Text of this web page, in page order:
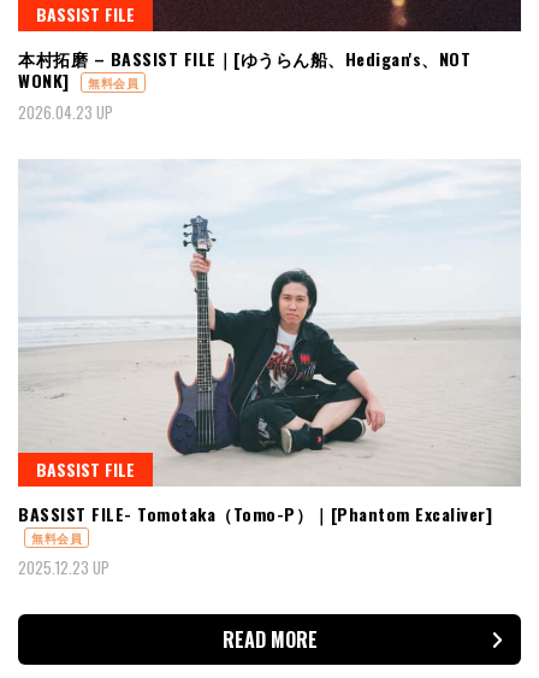
BASSIST FILE
本村拓磨 – BASSIST FILE｜[ゆうらん船、Hedigan's、NOT
WONK]
無料会員
2026.04.23 UP
BASSIST FILE
BASSIST FILE- Tomotaka（Tomo-P）｜[Phantom Excaliver]
無料会員
2025.12.23 UP
READ MORE